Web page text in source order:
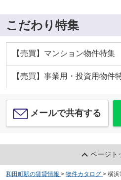
こだわり特集
【売買】マンション物件特集
【売買】事業用・投資用物件
メールで共有する
ページト
和田町駅の賃貸情報 > 物件カタログ > 横浜